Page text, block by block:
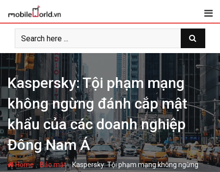
t
o
o
n
t
e
n
t
Kaspersky: Tội phạm mạng
không ngừng đánh cắp mật
khẩu của các doanh nghiệp
Đông Nam Á
Home-Bảo mật-Kaspersky: Tội phạm mạng không ngừng